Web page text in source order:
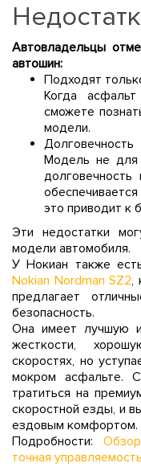
Автовладельцы
автошин:
Подходят
Когда
сможете
модели.
Долговечность
Модель не для
это приводит к
Эти недостатки
модели автомобиля.
У Нокиан также
Nokian Nordman SZ2,
предлагает
безопасность.
Она имеет лучшую
жесткости,
скоростях, но
мокром асфальте.
тратиться на
скоростной езды, и
ездовым комфортом.
Подробности:
точная